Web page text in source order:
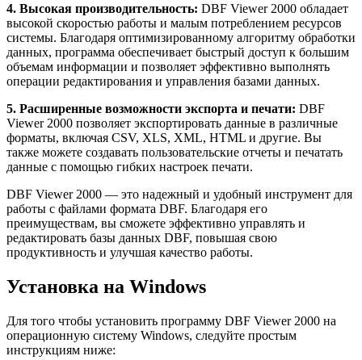
4. Высокая производительность: DBF Viewer 2000 обладает
высокой скоростью работы и малым потреблением ресурсов
системы. Благодаря оптимизированному алгоритму обработки
данных, программа обеспечивает быстрый доступ к большим
объемам информации и позволяет эффективно выполнять
операции редактирования и управления базами данных.
5. Расширенные возможности экспорта и печати: DBF
Viewer 2000 позволяет экспортировать данные в различные
форматы, включая CSV, XLS, XML, HTML и другие. Вы
также можете создавать пользовательские отчеты и печатать
данные с помощью гибких настроек печати.
DBF Viewer 2000 — это надежный и удобный инструмент для
работы с файлами формата DBF. Благодаря его
преимуществам, вы сможете эффективно управлять и
редактировать базы данных DBF, повышая свою
продуктивность и улучшая качество работы.
Установка на Windows
Для того чтобы установить программу DBF Viewer 2000 на
операционную систему Windows, следуйте простым
инструкциям ниже: